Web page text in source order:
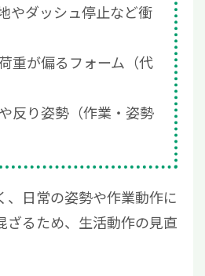
やダッシュ停止など衝
重が偏るフォーム（代
反り姿勢（作業・姿勢
、日常の姿勢や作業動作に
ざるため、生活動作の見直